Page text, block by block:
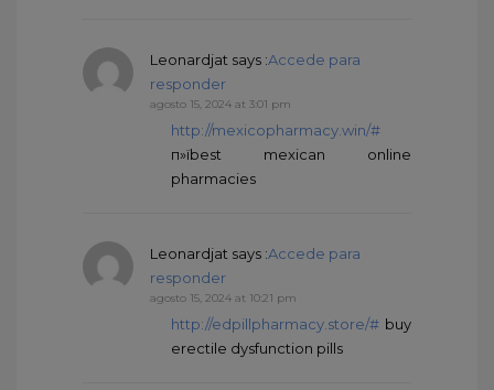
Leonardjat says :Accede para
responder
agosto 15, 2024 at 3:01 pm
http://mexicopharmacy.win/#
п»їbest mexican online
pharmacies
Leonardjat says :Accede para
responder
agosto 15, 2024 at 10:21 pm
http://edpillpharmacy.store/# buy
erectile dysfunction pills